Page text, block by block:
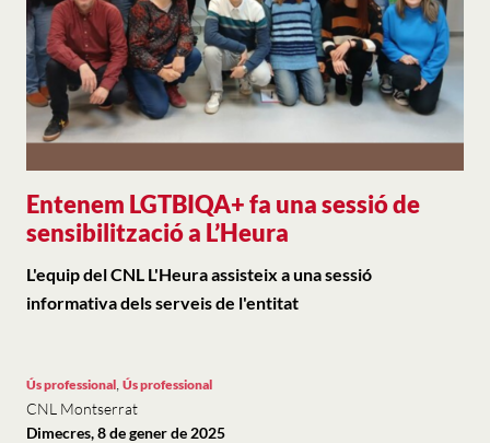
Entenem LGTBIQA+ fa una sessió de
sensibilització a L’Heura
L'equip del CNL L'Heura assisteix a una sessió
informativa dels serveis de l'entitat
Ús professional Ús professional
CNL Montserrat
Dimecres, 8 de gener de 2025